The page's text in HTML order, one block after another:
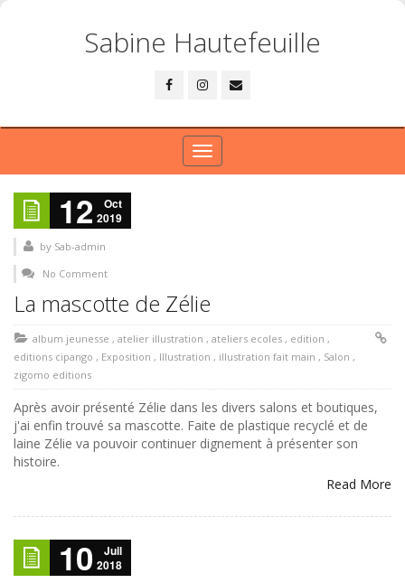
Sabine Hautefeuille
Toggle
navigation
12
Oct
2019
by Sab-admin
No Comment
La mascotte de Zélie
album jeunesse , atelier illustration , ateliers ecoles , edition ,
editions cipango , Exposition , Illustration , illustration fait main , Salon ,
zigomo editions
Après avoir présenté Zélie dans les divers salons et boutiques,
j'ai enfin trouvé sa mascotte. Faite de plastique recyclé et de
laine Zélie va pouvoir continuer dignement à présenter son
histoire.
Read More
10
Juil
2018